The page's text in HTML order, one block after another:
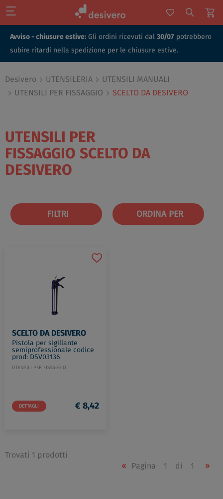
Avviso - chiusure estive: Gli ordini ricevuti dal 30/07 potrebbero
subire ritardi nella spedizione per le chiusure estive.
Desivero UTENSILERIA
UTENSILI MANUALI
UTENSILI PER FISSAGGIO
SCELTO DA DESIVERO
UTENSILI PER
FISSAGGIO SCELTO DA
DESIVERO
FILTRI ORDINA PER
SCELTO DA DESIVERO
Pistola per sigillante
semiprofessionale codice
prod: DSV03136
UTENSILI PER FISSAGGIO
DETTAGLI € 8,42
Trovati 1 prodotti
« Pagina 1 di 1 »